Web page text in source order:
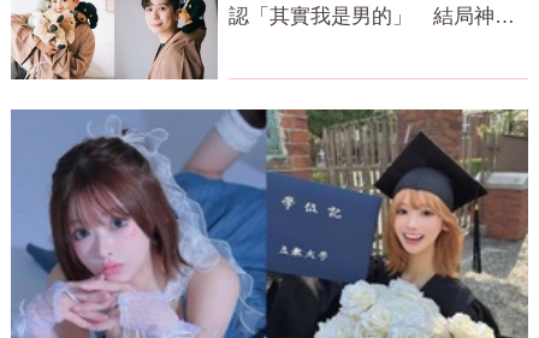
認「其實我是男的」 結局神反